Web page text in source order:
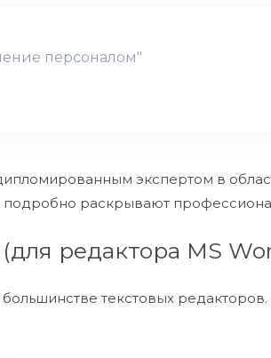
персоналом"
экспертом в
раскрывают
редактора MS
текстовых